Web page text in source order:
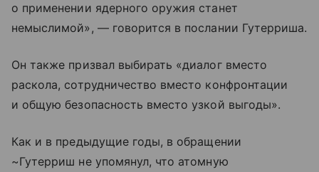
о применении ядерного оружия станет
немыслимой», — говорится в послании Гутерриша.
Он также призвал выбирать «диалог вместо
раскола, сотрудничество вместо конфронтации
и общую безопасность вместо узкой выгоды».
Как и в предыдущие годы, в обращении
~Гутерриш не упомянул, что атомную